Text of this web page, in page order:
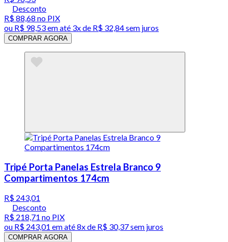
Desconto
R$ 88,68 no PIX
ou R$ 98,53em até 3x de R$ 32,84 sem juros
COMPRAR AGORA
Tripé Porta Panelas Estrela Branco 9
Compartimentos 174cm
R$ 243,01
Desconto
R$ 218,71 no PIX
ou R$ 243,01 em até8x de R$ 30,37 sem juros
COMPRAR AGORA